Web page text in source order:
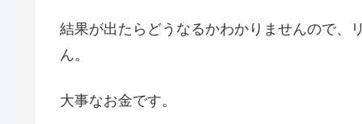
結果が出たらどうなるかわかりませんので、
ん。
大事なお金です。